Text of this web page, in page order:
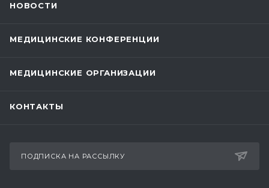
НОВОСТИ
МЕДИЦИНСКИЕ КОНФЕРЕНЦИИ
МЕДИЦИНСКИЕ ОРГАНИЗАЦИИ
КОНТАКТЫ
ПОДПИСКА НА РАССЫЛКУ